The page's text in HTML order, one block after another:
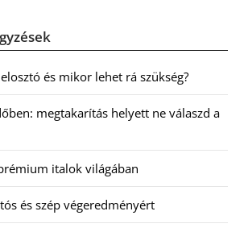
és mikor lehet rá szükség?
megtakarítás helyett ne válaszd a
italok világában
és szép végeredményért